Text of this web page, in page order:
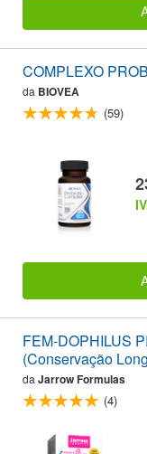
COMPLEXO
da BIOVEA
(59)
FEM-DOPHILUS
(Conservação
da Jarrow Formulas
(4)